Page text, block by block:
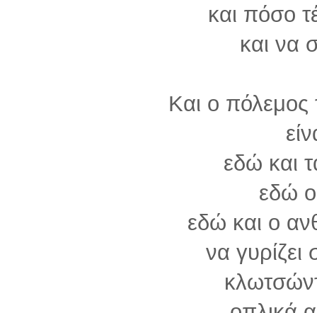
και πόσο
και να
Και ο
εδώ και
εδώ
εδώ και ο
να